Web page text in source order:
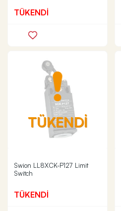
TÜKENDİ
TÜKENDİ
Swion LL8XCK-P127 Limit
Switch
TÜKENDİ